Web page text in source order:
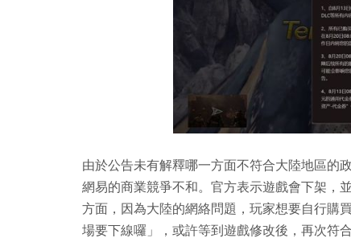
由於公告未有解釋哪一方面不符合大陸地區的
網易的商業競爭不和。官方表示遊戲會下架，
方面，因為大陸的網絡問題，玩家想要自行購
場要下線囉」，或許等到遊戲修改後，再次符